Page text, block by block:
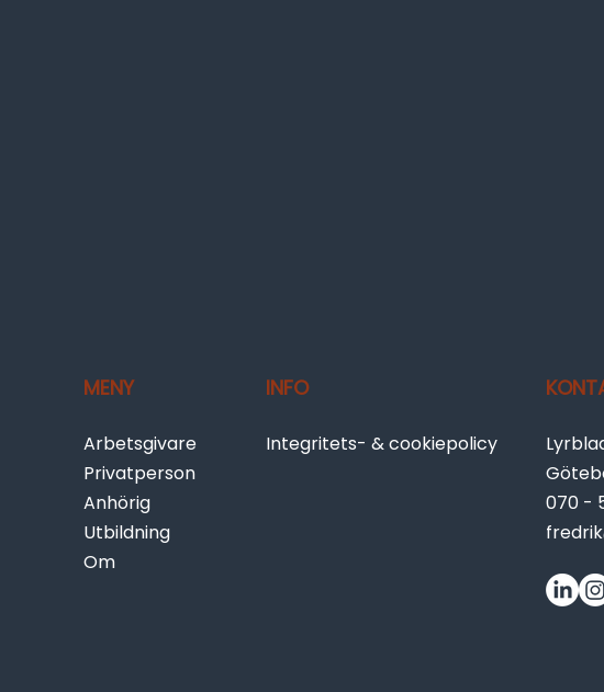
MENY
Arbetsgivare
Privatperson
Anhörig
Utbildning
Om
INFO
Integritets- & cookiepolicy
070 -